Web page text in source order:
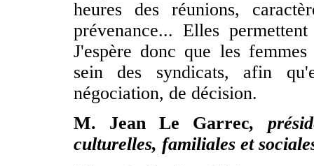
heures des réunions,
prévenance... Elles
J'espère donc que les
sein des syndicats, afin
négociation, de décision.
M. Jean Le Garrec,
culturelles, familiales et